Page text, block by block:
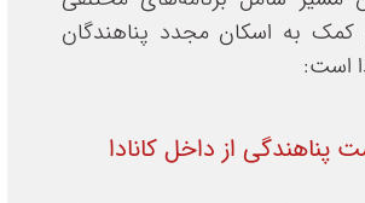
به اسکان مجدد پناهندگان
است:
پناهندگی از داخل کانادا